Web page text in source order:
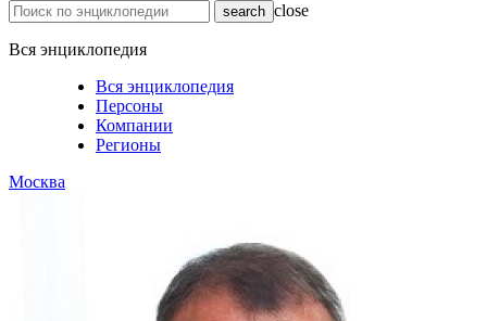
close
Вся энциклопедия
Вся энциклопедия
Персоны
Компании
Регионы
Москва